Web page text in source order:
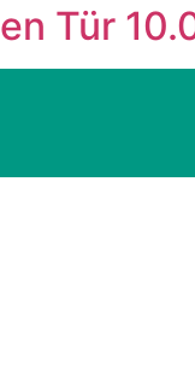
Tür